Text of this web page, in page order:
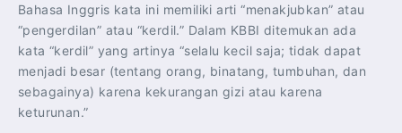
Bahasa Inggris kata ini memiliki arti “menakjubkan” atau
“pengerdilan” atau “kerdil.” Dalam KBBI ditemukan ada
kata “kerdil” yang artinya “selalu kecil saja; tidak dapat
menjadi besar (tentang orang, binatang, tumbuhan, dan
sebagainya) karena kekurangan gizi atau karena
keturunan.”